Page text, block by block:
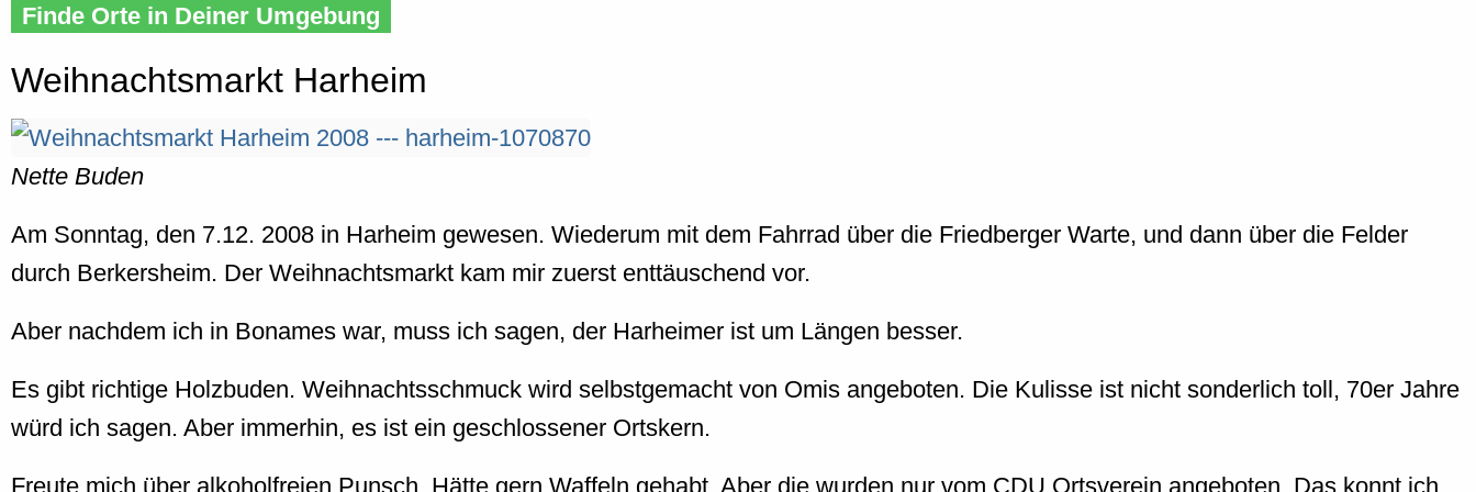
Finde Orte in Deiner Umgebung
Weihnachtsmarkt Harheim
Nette Buden
Am Sonntag, den 7.12. 2008 in Harheim gewesen. Wiederum mit dem Fahrrad über die Friedberger Warte, und dann über die Felder
durch Berkersheim. Der Weihnachtsmarkt kam mir zuerst enttäuschend vor.
Aber nachdem ich in Bonames war, muss ich sagen, der Harheimer ist um Längen besser.
Es gibt richtige Holzbuden. Weihnachtsschmuck wird selbstgemacht von Omis angeboten. Die Kulisse ist nicht sonderlich toll, 70er Jahre
würd ich sagen. Aber immerhin, es ist ein geschlossener Ortskern.
Freute mich über alkoholfreien Punsch. Hätte gern Waffeln gehabt. Aber die wurden nur vom CDU Ortsverein angeboten. Das konnt ich